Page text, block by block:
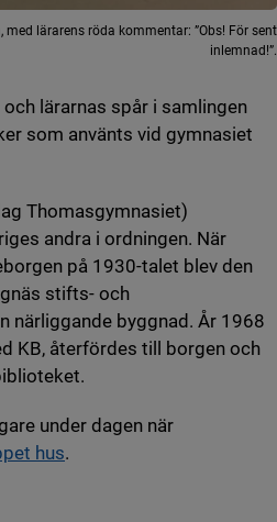
med lärarens röda kommentar: ”Obs! För sent
inlemnad!”.
lärarnas spår i samlingen
som använts vid gymnasiet
Thomasgymnasiet)
andra i ordningen. När
på 1930-talet blev den
stifts- och
närliggande byggnad. År 1968
KB, återfördes till borgen och
under dagen när
hus.